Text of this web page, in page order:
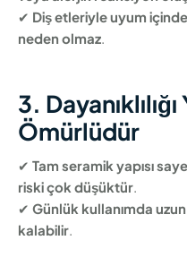
✔ Diş etleriyle uyum
neden olmaz.
3.
Ömürlüdür
✔ Tam seramik yapısı
riski çok düşüktür.
✔ Günlük kullanımda
kalabilir.